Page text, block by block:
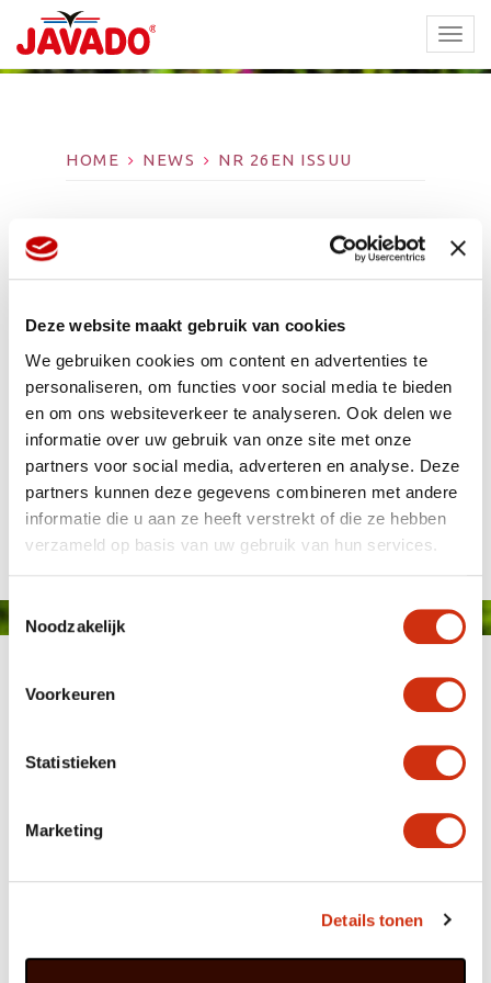
Deze website maakt gebruik van cookies
We gebruiken cookies om content en advertenties te
personaliseren, om functies voor social media te bieden
en om ons websiteverkeer te analyseren. Ook delen we
informatie over uw gebruik van onze site met onze
partners voor social media, adverteren en analyse. Deze
partners kunnen deze gegevens combineren met andere
informatie die u aan ze heeft verstrekt of die ze hebben
verzameld op basis van uw gebruik van hun services.
Toestemmingsselectie
Noodzakelijk
Voorkeuren
Statistieken
Marketing
Details tonen
HOME NEWS NR 26EN ISSUU
NR 26EN ISSUU
Javado Magazine
GROUP